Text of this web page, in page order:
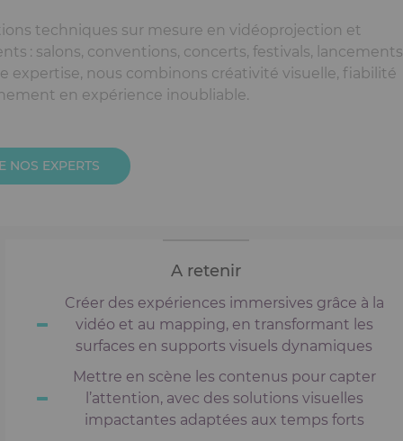
techniques sur mesure en vidéoprojection et
: salons, conventions, concerts, festivals, lancements
expertise, nous combinons créativité visuelle, fiabilité
en expérience inoubliable.
NOS EXPERTS
A retenir
Créer des expériences immersives grâce à la
vidéo et au mapping, en transformant les
surfaces en supports visuels dynamiques
Mettre en scène les contenus pour capter
l’attention, avec des solutions visuelles
impactantes adaptées aux temps forts